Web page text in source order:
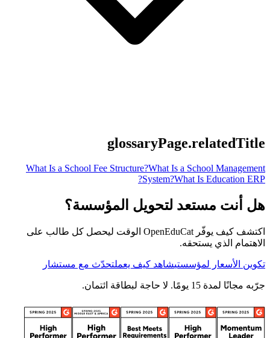
glossaryPage.relatedTitle
What Is a School Fee Structure?What Is a School Management
System?What Is Education ERP?
هل أنت مستعد لتحويل المؤسسة؟
اكتشف كيف يوفّر OpenEduCat الوقت ليحصل كل طالب على
الاهتمام الذي يستحقه.
تكوين الأسعار لمؤسستيشاهد كيف يعملتحدّث مع مستشار
جرّبه مجانًا لمدة 15 يومًا. لا حاجة لبطاقة ائتمان.